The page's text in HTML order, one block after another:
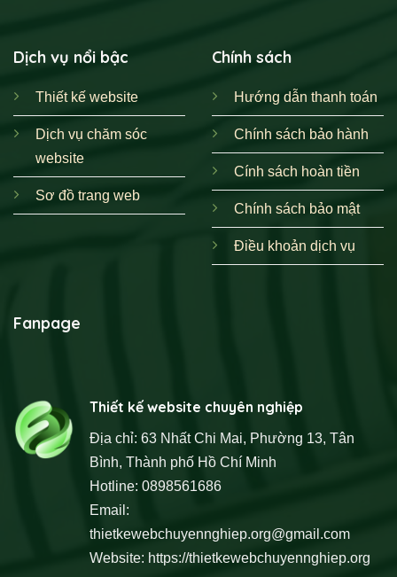
Dịch vụ nổi bậc
Thiết kế website
Dịch vụ chăm sóc
website
Sơ đồ trang web
Chính sách
Hướng dẫn thanh toán
Chính sách bảo hành
Cính sách hoàn tiền
Chính sách bảo mật
Điều khoản dịch vụ
Fanpage
Thiết kế website chuyên nghiệp
Địa chỉ: 63 Nhất Chi Mai, Phường 13, Tân
Bình, Thành phố Hồ Chí Minh
Hotline: 0898561686
Email:
thietkewebchuyennghiep.org@gmail.com
Website: https://thietkewebchuyennghiep.org